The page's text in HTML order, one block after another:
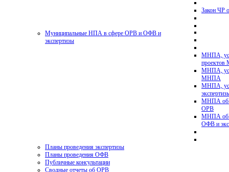
Закон ЧР
Муниципальные НПА в сфере ОРВ и ОФВ и
экспертизы
МНПА,
МНПА,
МНПА
МНПА,
МНПА об
ОРВ
МНПА об
ОФВ и
Планы проведения экспертизы
Планы проведения ОФВ
Публичные консультации
Сводные отчеты об ОРВ